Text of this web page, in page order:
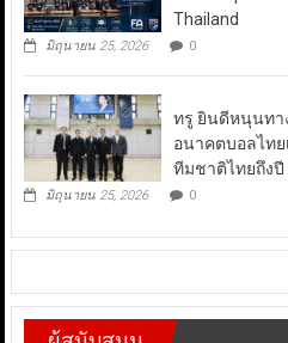
Thailand
มิถุนายน 25, 2026 0
ทรู ยินดีหนุนทา
อนาคตบอลไท
ทีมชาติไทยถึงปี
มิถุนายน 25, 2026 0